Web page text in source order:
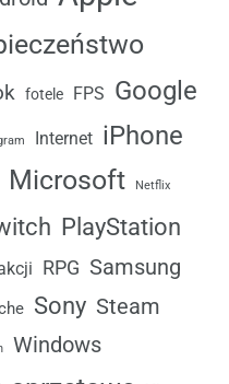
fotele FPS Google
Internet iPhone
Microsoft Netflix
PlayStation
RPG Samsung
Sony Steam
Windows